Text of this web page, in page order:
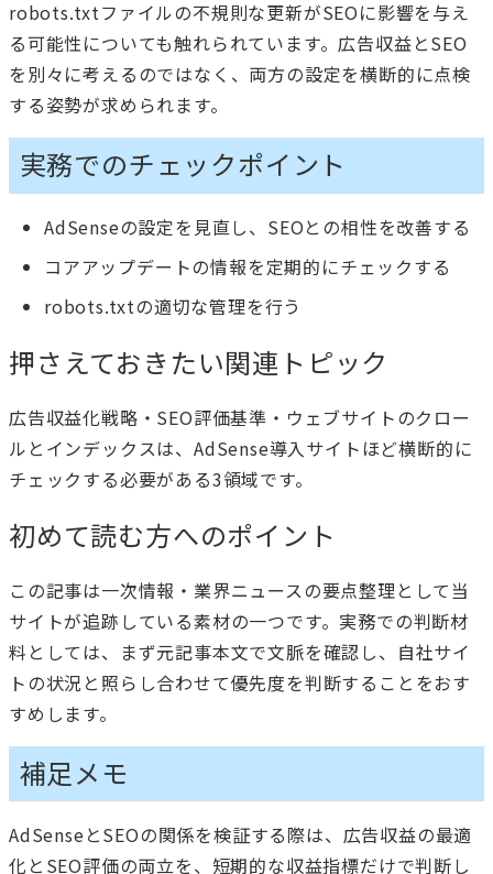
robots.txtファイルの不規則な更新がSEOに影響を与え
る可能性についても触れられています。広告収益とSEO
を別々に考えるのではなく、両方の設定を横断的に点検
する姿勢が求められます。
実務でのチェックポイント
AdSenseの設定を見直し、SEOとの相性を改善する
コアアップデートの情報を定期的にチェックする
robots.txtの適切な管理を行う
押さえておきたい関連トピック
広告収益化戦略・SEO評価基準・ウェブサイトのクロー
ルとインデックスは、AdSense導入サイトほど横断的に
チェックする必要がある3領域です。
初めて読む方へのポイント
この記事は一次情報・業界ニュースの要点整理として当
サイトが追跡している素材の一つです。実務での判断材
料としては、まず元記事本文で文脈を確認し、自社サイ
トの状況と照らし合わせて優先度を判断することをおす
すめします。
補足メモ
AdSenseとSEOの関係を検証する際は、広告収益の最適
化とSEO評価の両立を、短期的な収益指標だけで判断し